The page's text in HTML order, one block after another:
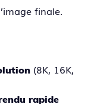
finale.
(8K, 16K,
rapide